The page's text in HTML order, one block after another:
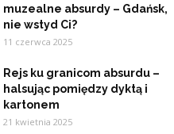
muzealne absurdy – Gdańsk,
nie wstyd Ci?
11 czerwca 2025
Rejs ku granicom absurdu –
halsując pomiędzy dyktą i
kartonem
21 kwietnia 2025